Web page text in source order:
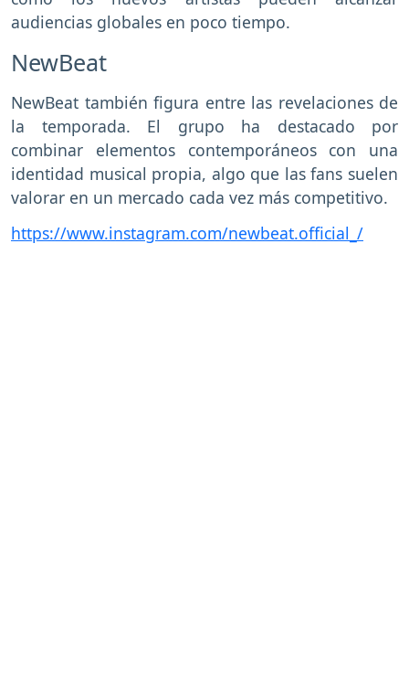
audiencias globales en poco tiempo.
NewBeat
NewBeat también figura entre las revelaciones de
la temporada. El grupo ha destacado por
combinar elementos contemporáneos con una
identidad musical propia, algo que las fans suelen
valorar en un mercado cada vez más competitivo.
https://www.instagram.com/newbeat.official_/